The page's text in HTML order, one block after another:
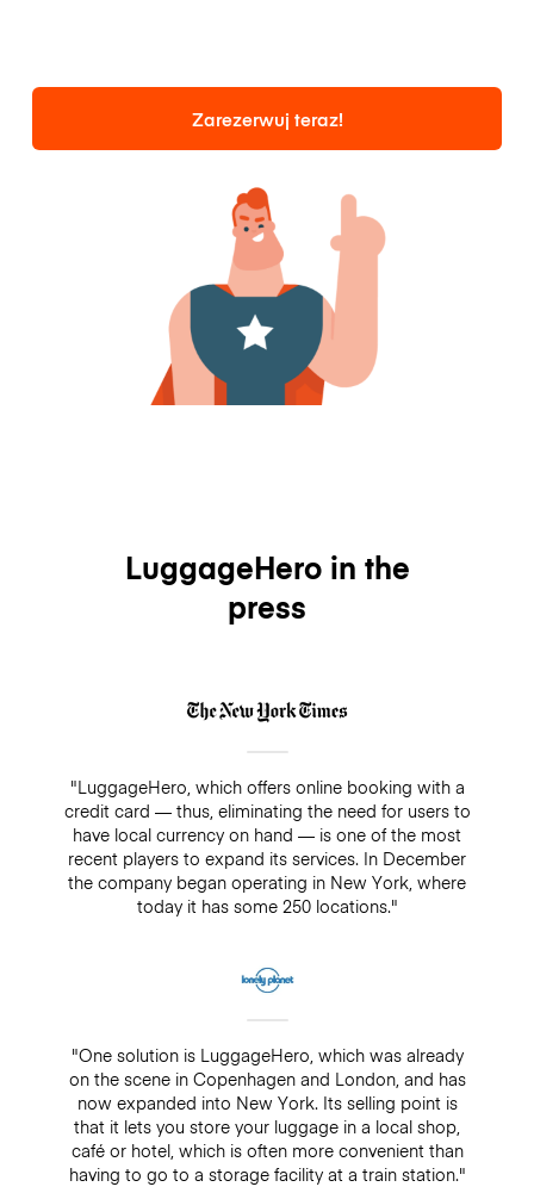
Zarezerwuj teraz!
LuggageHero in the
press
"LuggageHero, which offers online booking with a
credit card — thus, eliminating the need for users to
have local currency on hand — is one of the most
recent players to expand its services. In December
the company began operating in New York, where
today it has some 250 locations."
"One solution is LuggageHero, which was already
on the scene in Copenhagen and London, and has
now expanded into New York. Its selling point is
that it lets you store your luggage in a local shop,
café or hotel, which is often more convenient than
having to go to a storage facility at a train station."